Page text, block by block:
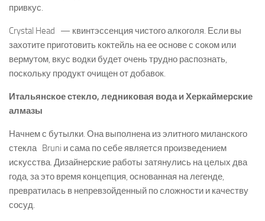
привкус.
Crystal Head — квинтэссенция чистого алкоголя. Если вы
захотите приготовить коктейль на ее основе с соком или
вермутом, вкус водки будет очень трудно распознать,
поскольку продукт очищен от добавок.
Итальянское стекло, ледниковая вода и Херкаймерские
алмазы
Начнем с бутылки. Она выполнена из элитного миланского
стекла Bruni и сама по себе является произведением
искусства. Дизайнерские работы затянулись на целых два
года, за это время концепция, основанная на легенде,
превратилась в непревзойденный по сложности и качеству
сосуд.